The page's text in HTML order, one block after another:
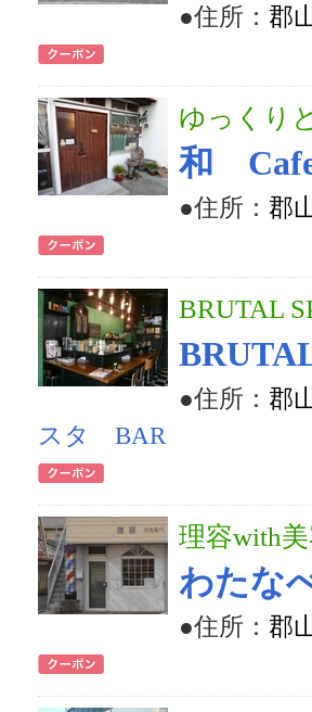
●住所： 郡
ゆっくり
和
●住所： 郡
BRUTAL
●住所： 郡
スタ BAR
理容with
わたな
●住所： 郡